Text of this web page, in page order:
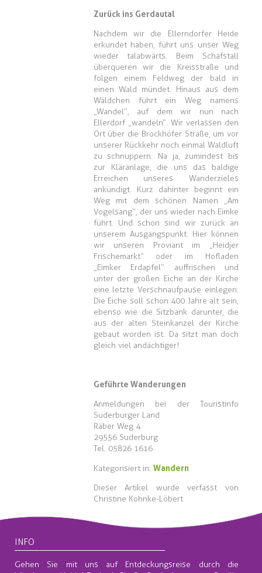
Zurück ins Gerdautal
Nachdem wir die Ellerndorfer Heide
erkundet haben, führt uns unser Weg
wieder talabwärts. Beim Schafstall
überqueren wir die Kreisstraße und
folgen einem Feldweg der bald in
einen Wald mündet. Hinaus aus dem
Wäldchen führt ein Weg namens
„Wandel“, auf dem wir nun nach
Ellerdorf „wandeln“. Wir verlassen den
Ort über die Brockhöfer Straße, um vor
unserer Rückkehr noch einmal Waldluft
zu schnuppern. Na ja, zumindest bis
zur Kläranlage, die uns das baldige
Erreichen unseres Wanderzieles
ankündigt. Kurz dahinter beginnt ein
Weg mit dem schönen Namen „Am
Vogelsang“, der uns wieder nach Eimke
führt. Und schon sind wir zurück an
unserem Ausgangspunkt. Hier können
wir unseren Proviant im „Heidjer
Frischemarkt“ oder im Hofladen
„Eimker Erdapfel“ auffrischen und
unter der großen Eiche an der Kirche
eine letzte Verschnaufpause einlegen.
Die Eiche soll schon 400 Jahre alt sein,
ebenso wie die Sitzbank darunter, die
aus der alten Steinkanzel der Kirche
gebaut worden ist. Da sitzt man doch
gleich viel andächtiger!
Geführte Wanderungen
Anmeldungen bei der Touristinfo
Suderburger Land
Räber Weg 4
29556 Suderburg
Tel. 05826 1616
Kategorisiert in: Wandern
Dieser Artikel wurde verfasst von
Christine Kohnke-Löbert
INFO
Gehen Sie mit uns auf Entdeckungsreise durch die